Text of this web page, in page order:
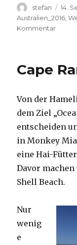
Autor
stefan
am
14.
Australien_2016 ,
Kommentarzu
Cape
Von der
dem Ziel
entscheiden
in Monkey
eine Hai-
Davor
Shell Beach.
Nur
wenig
e